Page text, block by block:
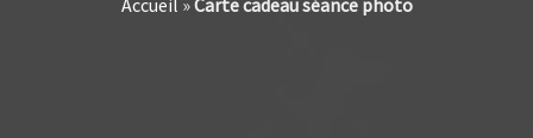
Accueil »Carte cadeau séance photo